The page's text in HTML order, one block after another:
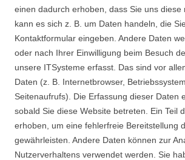
einen dadurch erhoben, dass Sie uns diese
kann es sich z. B. um Daten handeln, die
Kontaktformular eingeben. Andere Daten
oder nach Ihrer Einwilligung beim Besuch
unsere ITSysteme erfasst. Das sind vor
Daten (z. B. Internetbrowser,
Seitenaufrufs). Die Erfassung dieser Daten
sobald Sie diese Website betreten. Ein Teil
erhoben, um eine fehlerfreie Bereitstellung
gewährleisten. Andere Daten können zur
Nutzerverhaltens verwendet werden. Sie